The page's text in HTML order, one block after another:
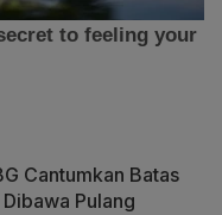
Cantumkan Batas
Pulang